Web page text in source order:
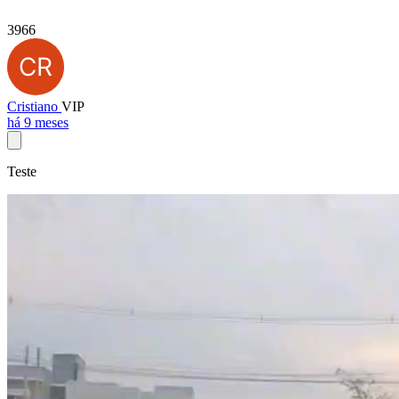
3966
Cristiano VIP
há 9 meses
Teste